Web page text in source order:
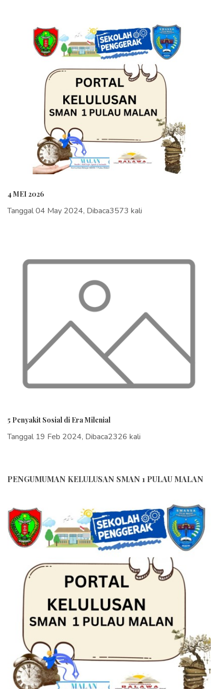
PENGUMUMAN KELULUSAN SMAN 1 PULAU MALAN
4 MEI 2026
Tanggal 04 May 2024, Dibaca3573 kali
5 Penyakit Sosial di Era Milenial
Tanggal 19 Feb 2024, Dibaca2326 kali